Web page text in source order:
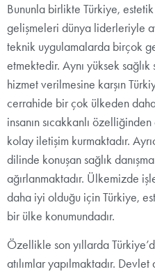
Bununla birlikte Türkiye,
gelişmeleri dünya liderleriyle
teknik uygulamalarda birçok
etmektedir. Aynı yüksek
hizmet verilmesine karşın
cerrahide bir çok ülkeden
insanın sıcakkanlı
kolay iletişim kurmaktadır.
dilinde konuşan sağlık
ağırlanmaktadır. Ülkemizde
daha iyi olduğu için Türkiye,
bir ülke konumundadır.
Özellikle son yıllarda
atılımlar yapılmaktadır. Devlet